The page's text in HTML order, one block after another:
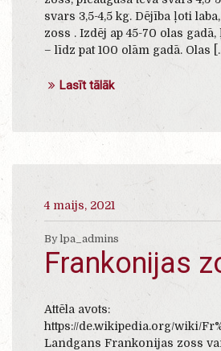
svars 3,5-4,5 kg. Dējība ļoti
zoss . Izdēj ap 45-70 olas
– līdz pat 100 olām gadā. Olas
Lasīt tālāk
4 maijs, 2021
By lpa_admins
Frankonijas
Attēla avots:
https://de.wikipedia.org/wiki/
Landgans Frankonijas zoss